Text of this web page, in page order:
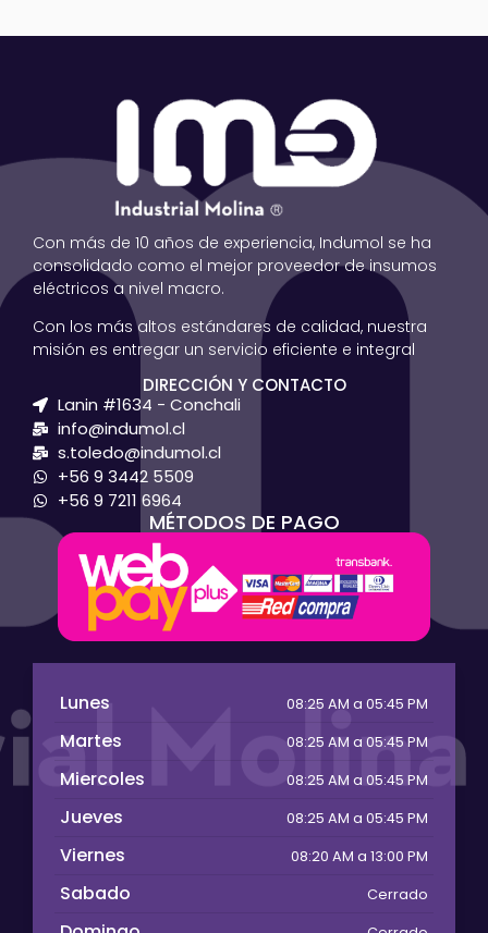
Con más de 10 años de experiencia, Indumol se ha
consolidado como el mejor proveedor de insumos
eléctricos a nivel macro.
Con los más altos estándares de calidad, nuestra
misión es entregar un servicio eficiente e integral
DIRECCIÓN Y CONTACTO
Lanin #1634 - Conchali
info@indumol.cl
s.toledo@indumol.cl
+56 9 3442 5509
+56 9 7211 6964
MÉTODOS DE PAGO
Lunes 08:25 AM a 05:45 PM
Martes 08:25 AM a 05:45 PM
Miercoles 08:25 AM a 05:45 PM
Jueves 08:25 AM a 05:45 PM
Viernes 08:20 AM a 13:00 PM
Sabado Cerrado